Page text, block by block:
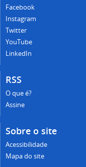
Facebook
Instagram
Twitter
YouTube
LinkedIn
RSS
O que é?
Assine
Sobre o site
Acessibilidade
Mapa do site